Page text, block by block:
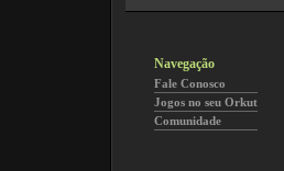
Navegação
Fale Conosco
Jogos no seu Orkut
Comunidade